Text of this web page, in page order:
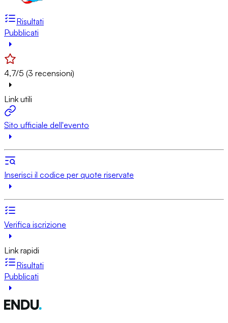
Risultati
Pubblicati
4,7/5 (3 recensioni)
Link utili
Sito ufficiale dell'evento
Inserisci il codice per quote riservate
Verifica iscrizione
Link rapidi
Risultati
Pubblicati